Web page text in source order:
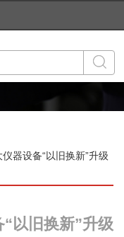
器设备“以旧换新”升级
以旧换新”升级